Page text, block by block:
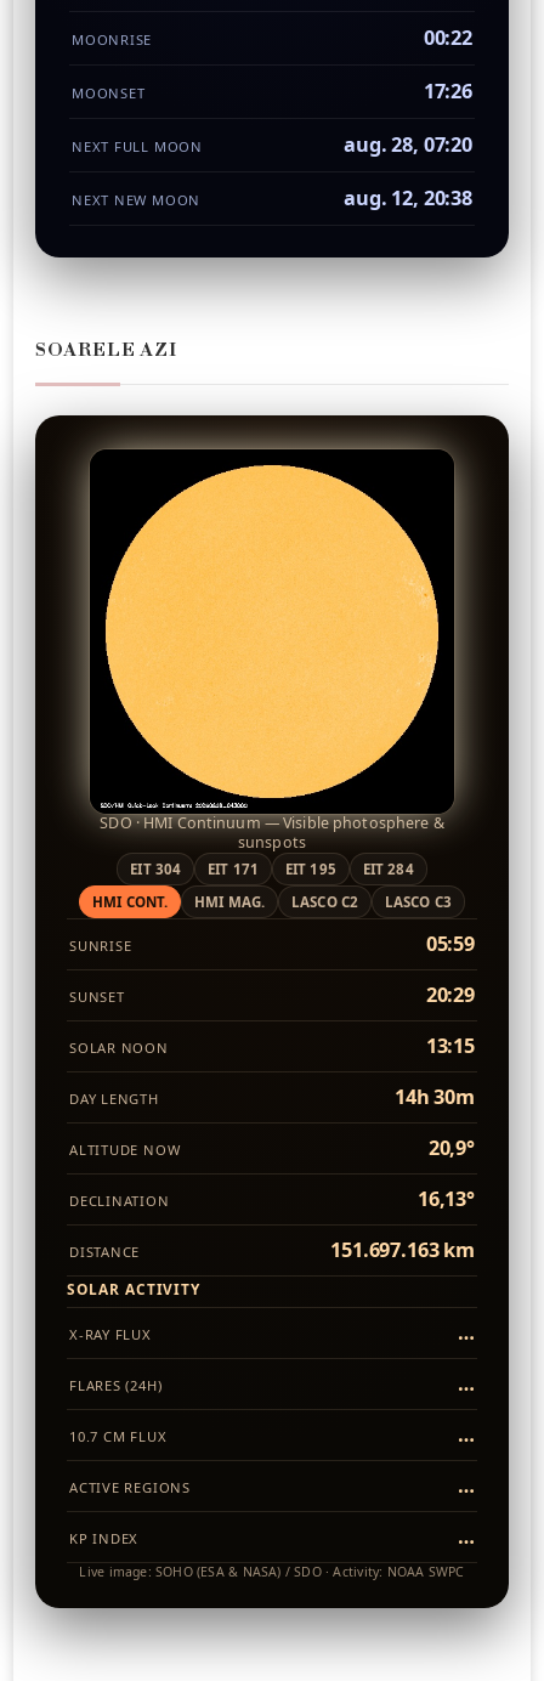
MOONRISE 00:22
MOONSET 17:26
NEXT FULL MOON aug. 28, 07:20
NEXT NEW MOON aug. 12, 20:38
SOARELE AZI
SDO · HMI Continuum — Visible photosphere &
sunspots
EIT 304 EIT 171 EIT 195
EIT 284
HMI CONT.
HMI MAG. LASCO C2 LASCO C3
SUNRISE 05:59
SUNSET 20:29
SOLAR NOON 13:15
DAY LENGTH 14h 30m
ALTITUDE NOW 20,9°
DECLINATION 16,13°
DISTANCE 151.697.163 km
SOLAR ACTIVITY
X-RAY FLUX …
FLARES (24H) …
10.7 CM FLUX …
ACTIVE REGIONS …
KP INDEX …
Live image: SOHO (ESA & NASA) / SDO · Activity: NOAA SWPC